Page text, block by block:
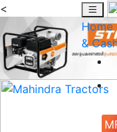
<
Home
&